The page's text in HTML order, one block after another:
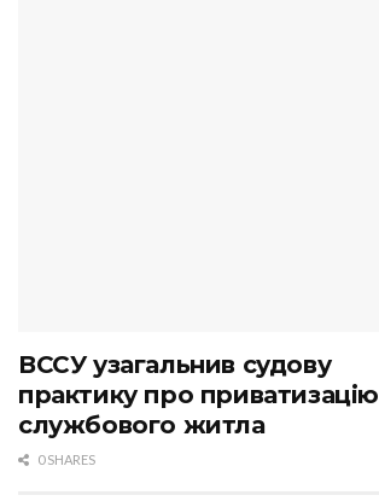
ВССУ узагальнив судову
практику про приватизацію
службового житла
0 SHARES